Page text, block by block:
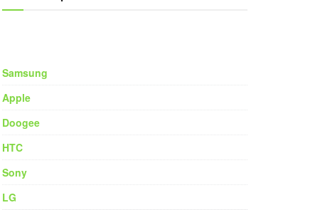
Samsung
Apple
Doogee
HTC
Sony
LG